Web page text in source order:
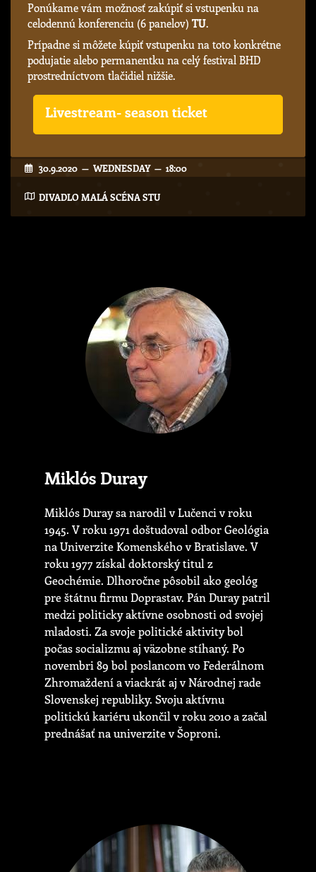
Ponúkame vám možnosť zakúpiť si vstupenku na
celodennú konferenciu (6 panelov) TU.
Prípadne si môžete kúpiť vstupenku na toto konkrétne
podujatie alebo permanentku na celý festival BHD
prostredníctvom tlačidiel nižšie.
Livestream- season ticket
30.9.2020 — WEDNESDAY — 18:00
DIVADLO MALÁ SCÉNA STU
Miklós Duray
Miklós Duray sa narodil v Lučenci v roku
1945. V roku 1971 doštudoval odbor Geológia
na Univerzite Komenského v Bratislave. V
roku 1977 získal doktorský titul z
Geochémie. Dlhoročne pôsobil ako geológ
pre štátnu firmu Doprastav. Pán Duray patril
medzi politicky aktívne osobnosti od svojej
mladosti. Za svoje politické aktivity bol
počas socializmu aj väzobne stíhaný. Po
novembri 89 bol poslancom vo Federálnom
Zhromaždení a viackrát aj v Národnej rade
Slovenskej republiky. Svoju aktívnu
politickú kariéru ukončil v roku 2010 a začal
prednášať na univerzite v Šoproni.